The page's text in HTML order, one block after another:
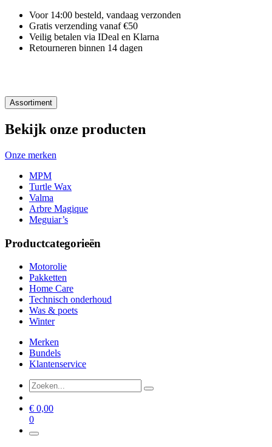
Voor 14:00 besteld, vandaag verzonden
Gratis verzending vanaf €50
Veilig betalen via IDeal en Klarna
Retourneren binnen 14 dagen
Assortiment
Bekijk onze producten
Onze merken
MPM
Turtle Wax
Valma
Arbre Magique
Meguiar’s
Productcategorieën
Motorolie
Pakketten
Home Care
Technisch onderhoud
Was & poets
Winter
Merken
Bundels
Klantenservice
€ 0,00
0